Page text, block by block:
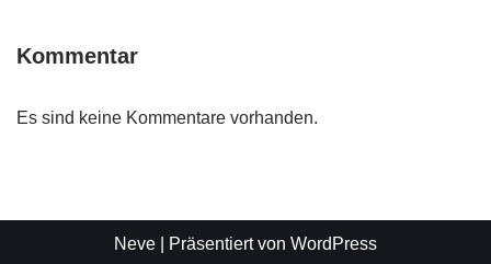
Kommentar
Es sind keine Kommentare vorhanden.
Neve | Präsentiert von WordPress